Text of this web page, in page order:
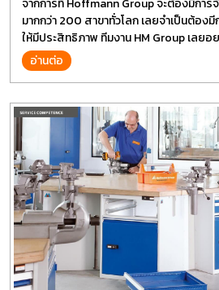
จากการที่ Hoffmann Group จะต้องมีกา
มากกว่า 200 สาขาทั่วโลก เลยจำเป็นต้อง
ให้มีประสิทธิภาพ ทีมงาน HM Group เลยอ
แบ่งปันกัน
อ่านต่อ